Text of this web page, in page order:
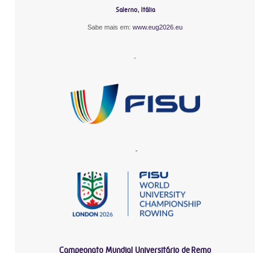
Salerno, Itália
Sabe mais em: www.eug2026.eu
-
-
Campeonato Mundial Universitário de Remo